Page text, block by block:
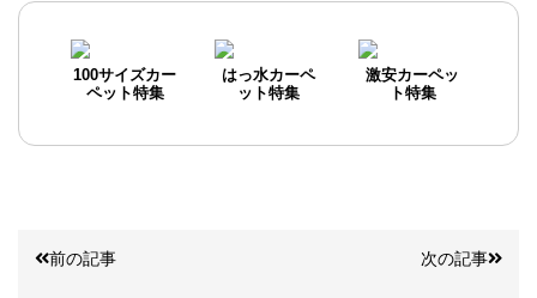
100サイズカー
ペット特集
はっ水カーペ
ット特集
激安カーペッ
ト特集
前の記事 次の記事